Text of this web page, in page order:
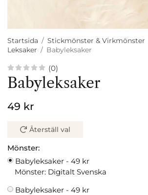
Startsida / Stickmönster & Virkmönster
Leksaker / Babyleksaker
(0)
Babyleksaker
49 kr
Återställ val
Mönster:
Babyleksaker - 49 kr
Mönster: Digitalt Svenska
Babyleksaker - 49 kr